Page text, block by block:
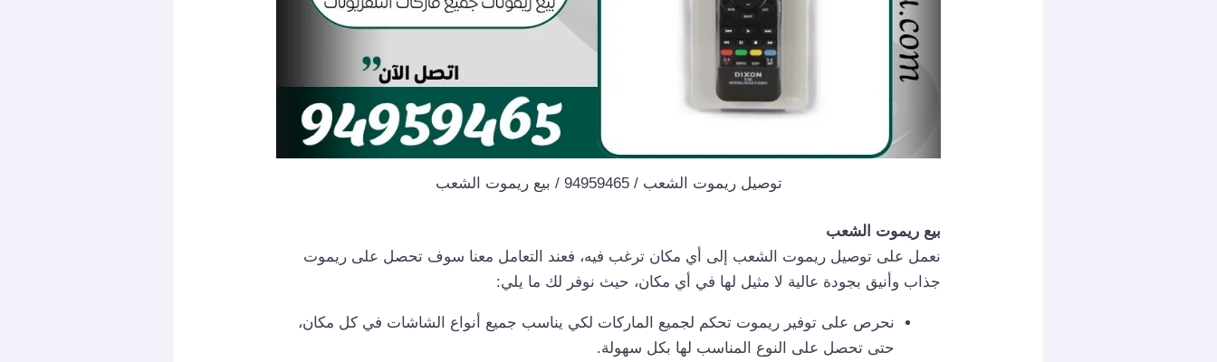
توصيل ريموت الشعب / 94959465 / بيع ريموت الشعب
بيع ريموت الشعب
نعمل على توصيل ريموت الشعب إلى أي مكان ترغب فيه، فعند التعامل معنا سوف تحصل على ريموت
جذاب وأنيق بجودة عالية لا مثيل لها في أي مكان، حيث نوفر لك ما يلي:
نحرص على توفير ريموت تحكم لجميع الماركات لكي يناسب جميع أنواع الشاشات في كل مكان،
حتى تحصل على النوع المناسب لها بكل سهولة.